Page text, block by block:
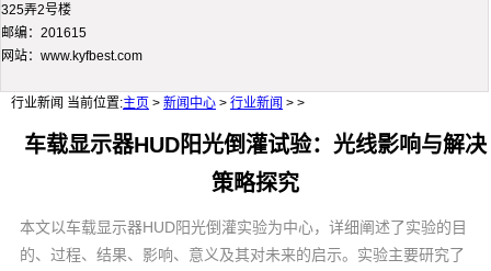
325弄2号楼
邮编：201615
网站：www.kyfbest.com
行业新闻 当前位置:主页 > 新闻中心 > 行业新闻 > >
车载显示器HUD阳光倒灌试验：光线影响与解决
策略探究
本文以车载显示器HUD阳光倒灌实验为中心，详细阐述了实验的目
的、过程、结果、影响、意义及其对未来的启示。实验主要研究了